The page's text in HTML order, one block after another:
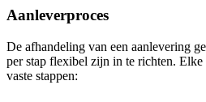
Aanleverproces
De afhandeling van een aanlevering
per stap flexibel zijn in te richten.
vaste stappen: